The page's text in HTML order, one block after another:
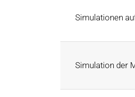
Simulationen
Simulation der